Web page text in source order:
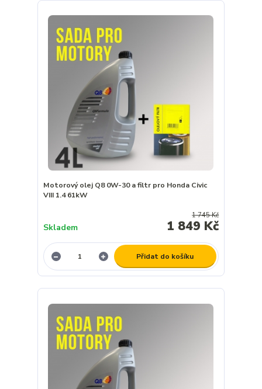
Motorový olej Q8 0W-30 a filtr pro Honda Civic
VIII 1.4 61kW
1 745 Kč
1 849 Kč
Skladem
Přidat do košíku